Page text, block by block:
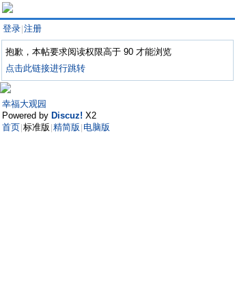
登录 注册
抱歉，本帖要求阅读权限高于 90 才能浏览
点击此链接进行跳转
幸福大观园
Powered by Discuz! X2
首页 标准版 精简版 电脑版